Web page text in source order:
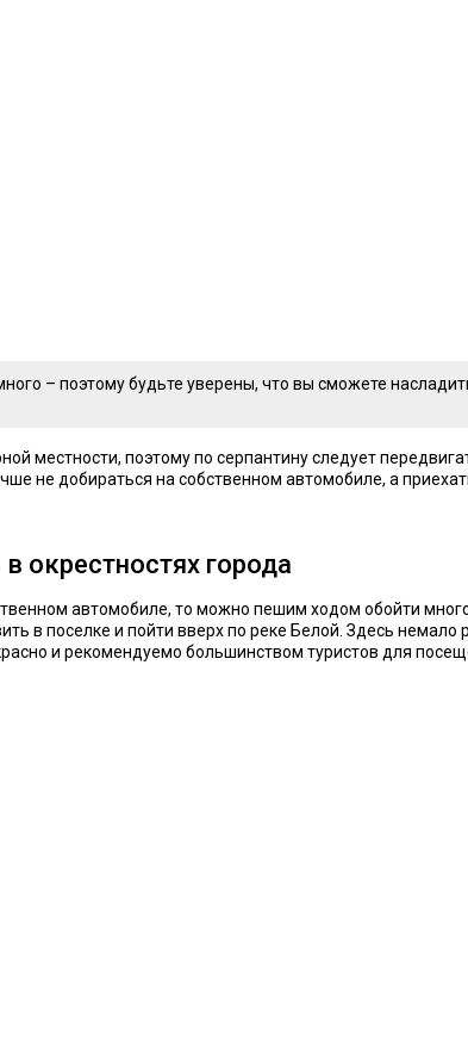
– поэтому будьте уверены, что вы сможете
местности, поэтому по серпантину следует
не добираться на собственном автомобиле, а
окрестностях города
автомобиле, то можно пешим ходом обойти
в поселке и пойти вверх по реке Белой. Здесь немало
и рекомендуемо большинством туристов для